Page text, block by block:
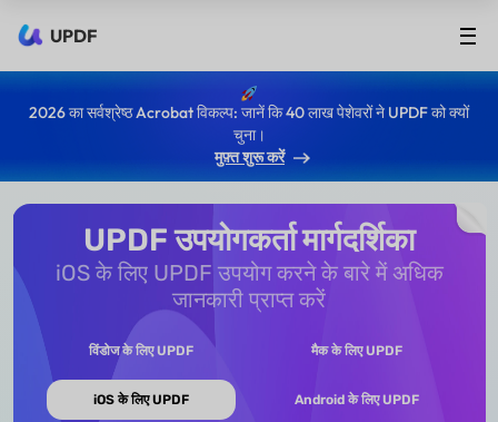
UPDF
2026 का सर्वश्रेष्ठ Acrobat विकल्प: जानें कि 40 लाख पेशेवरों ने UPDF को क्यों
चुना।
मुफ़्त शुरू करें
UPDF उपयोगकर्ता मार्गदर्शिका
iOS के लिए UPDF उपयोग करने के बारे में अधिक
जानकारी प्राप्त करें
विंडोज के लिए UPDF मैक के लिए UPDF
iOS के लिए UPDF Android के लिए UPDF